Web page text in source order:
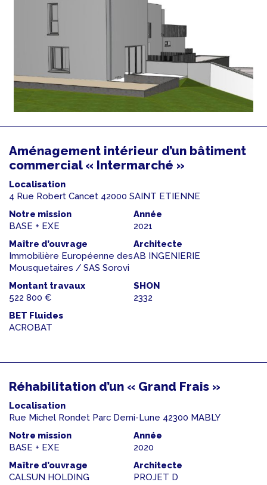
Aménagement intérieur d’un bâtiment
commercial « Intermarché »
Localisation
4 Rue Robert Cancet 42000 SAINT ETIENNE
Notre mission
BASE + EXE
Année
2021
Maître d’ouvrage
Immobilière Européenne des
Mousquetaires / SAS Sorovi
Architecte
AB INGENIERIE
Montant travaux
522 800 €
SHON
2332
BET Fluides
ACROBAT
Réhabilitation d’un « Grand Frais »
Localisation
Rue Michel Rondet Parc Demi-Lune 42300 MABLY
Notre mission
BASE + EXE
Année
2020
Maître d’ouvrage
CALSUN HOLDING
Architecte
PROJET D